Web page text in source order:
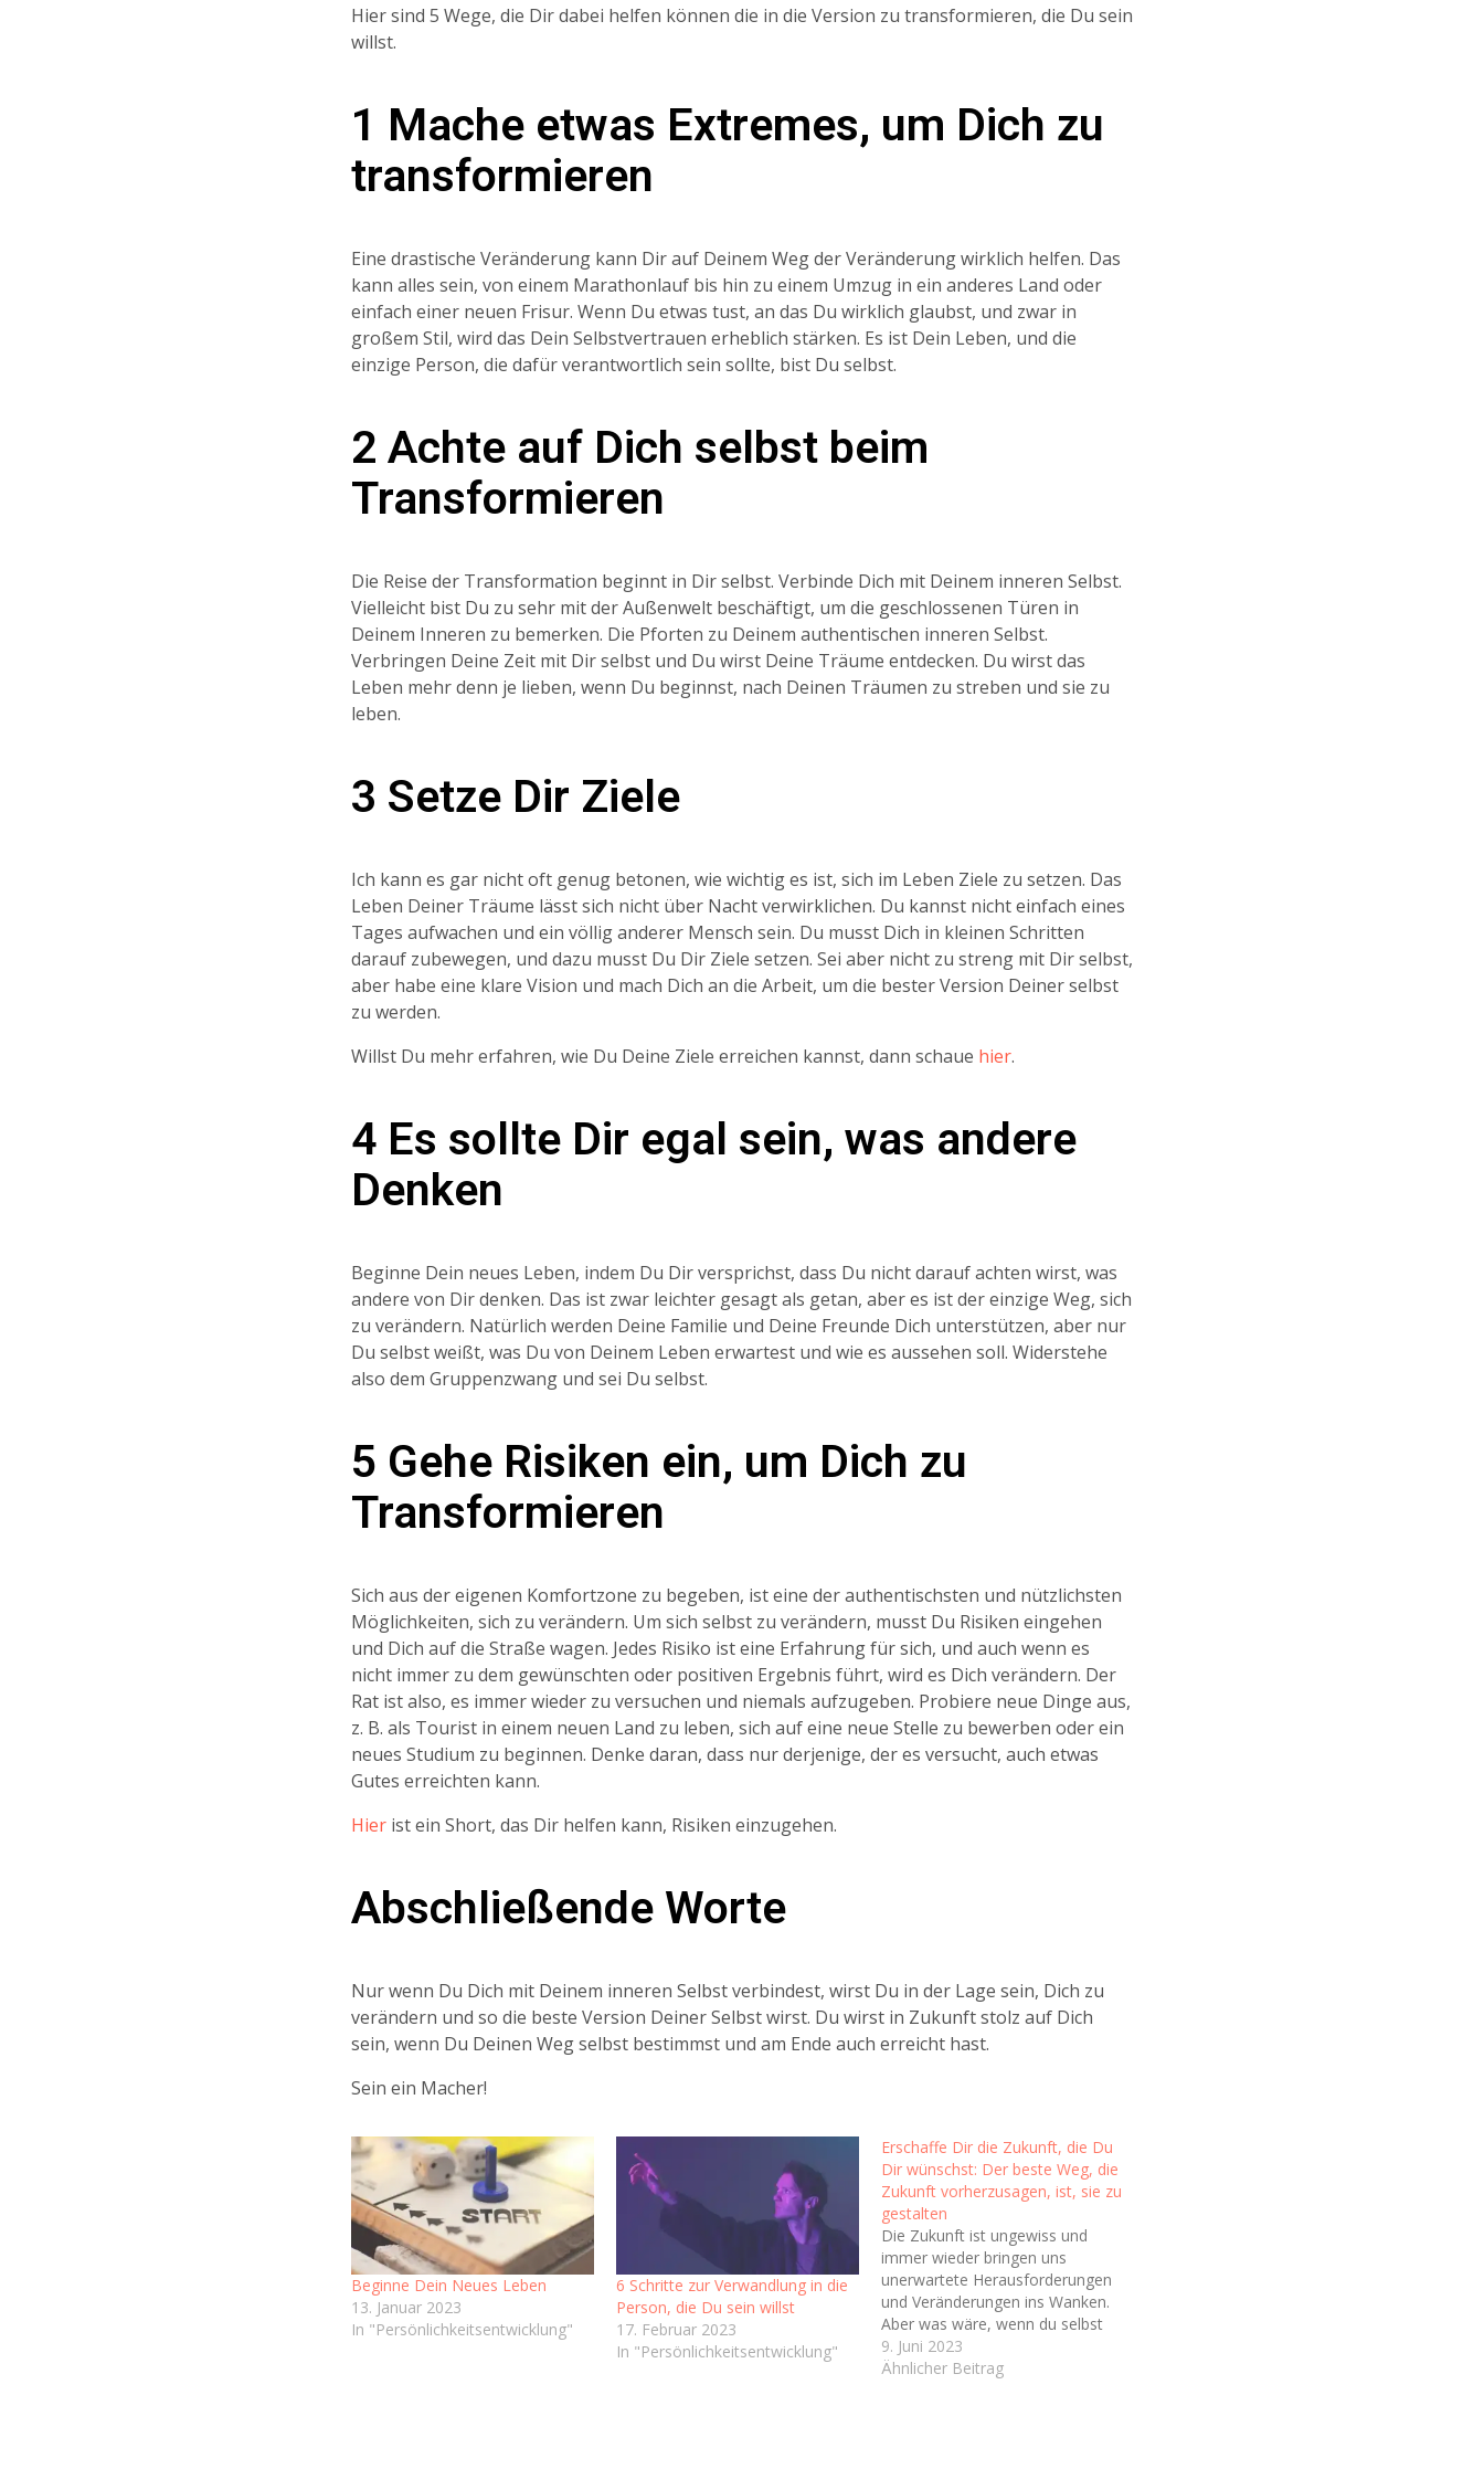
Hier sind 5 Wege, die Dir dabei helfen können die in die Version zu transformieren, die Du sein
willst.
1 Mache etwas Extremes, um Dich zu
transformieren
Eine drastische Veränderung kann Dir auf Deinem Weg der Veränderung wirklich helfen. Das
kann alles sein, von einem Marathonlauf bis hin zu einem Umzug in ein anderes Land oder
einfach einer neuen Frisur. Wenn Du etwas tust, an das Du wirklich glaubst, und zwar in
großem Stil, wird das Dein Selbstvertrauen erheblich stärken. Es ist Dein Leben, und die
einzige Person, die dafür verantwortlich sein sollte, bist Du selbst.
2 Achte auf Dich selbst beim
Transformieren
Die Reise der Transformation beginnt in Dir selbst. Verbinde Dich mit Deinem inneren Selbst.
Vielleicht bist Du zu sehr mit der Außenwelt beschäftigt, um die geschlossenen Türen in
Deinem Inneren zu bemerken. Die Pforten zu Deinem authentischen inneren Selbst.
Verbringen Deine Zeit mit Dir selbst und Du wirst Deine Träume entdecken. Du wirst das
Leben mehr denn je lieben, wenn Du beginnst, nach Deinen Träumen zu streben und sie zu
leben.
3 Setze Dir Ziele
Ich kann es gar nicht oft genug betonen, wie wichtig es ist, sich im Leben Ziele zu setzen. Das
Leben Deiner Träume lässt sich nicht über Nacht verwirklichen. Du kannst nicht einfach eines
Tages aufwachen und ein völlig anderer Mensch sein. Du musst Dich in kleinen Schritten
darauf zubewegen, und dazu musst Du Dir Ziele setzen. Sei aber nicht zu streng mit Dir selbst,
aber habe eine klare Vision und mach Dich an die Arbeit, um die bester Version Deiner selbst
zu werden.
Willst Du mehr erfahren, wie Du Deine Ziele erreichen kannst, dann schaue hier.
4 Es sollte Dir egal sein, was andere
Denken
Beginne Dein neues Leben, indem Du Dir versprichst, dass Du nicht darauf achten wirst, was
andere von Dir denken. Das ist zwar leichter gesagt als getan, aber es ist der einzige Weg, sich
zu verändern. Natürlich werden Deine Familie und Deine Freunde Dich unterstützen, aber nur
Du selbst weißt, was Du von Deinem Leben erwartest und wie es aussehen soll. Widerstehe
also dem Gruppenzwang und sei Du selbst.
5 Gehe Risiken ein, um Dich zu
Transformieren
Sich aus der eigenen Komfortzone zu begeben, ist eine der authentischsten und nützlichsten
Möglichkeiten, sich zu verändern. Um sich selbst zu verändern, musst Du Risiken eingehen
und Dich auf die Straße wagen. Jedes Risiko ist eine Erfahrung für sich, und auch wenn es
nicht immer zu dem gewünschten oder positiven Ergebnis führt, wird es Dich verändern. Der
Rat ist also, es immer wieder zu versuchen und niemals aufzugeben. Probiere neue Dinge aus,
z. B. als Tourist in einem neuen Land zu leben, sich auf eine neue Stelle zu bewerben oder ein
neues Studium zu beginnen. Denke daran, dass nur derjenige, der es versucht, auch etwas
Gutes erreichten kann.
Hier ist ein Short, das Dir helfen kann, Risiken einzugehen.
Abschließende Worte
Nur wenn Du Dich mit Deinem inneren Selbst verbindest, wirst Du in der Lage sein, Dich zu
verändern und so die beste Version Deiner Selbst wirst. Du wirst in Zukunft stolz auf Dich
sein, wenn Du Deinen Weg selbst bestimmst und am Ende auch erreicht hast.
Sein ein Macher!
Beginne Dein Neues Leben
13. Januar 2023
In "Persönlichkeitsentwicklung"
6 Schritte zur Verwandlung in die
Person, die Du sein willst
17. Februar 2023
In "Persönlichkeitsentwicklung"
Erschaffe Dir die Zukunft, die Du
Dir wünschst: Der beste Weg, die
Zukunft vorherzusagen, ist, sie zu
gestalten
Die Zukunft ist ungewiss und
immer wieder bringen uns
unerwartete Herausforderungen
und Veränderungen ins Wanken.
Aber was wäre, wenn du selbst
die Macht hättest, die Zukunft zu
gestalten und vorherzusagen?
9. Juni 2023
Ähnlicher Beitrag